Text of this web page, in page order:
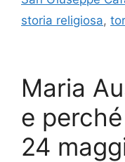
storia religiosa,
Maria
e
24